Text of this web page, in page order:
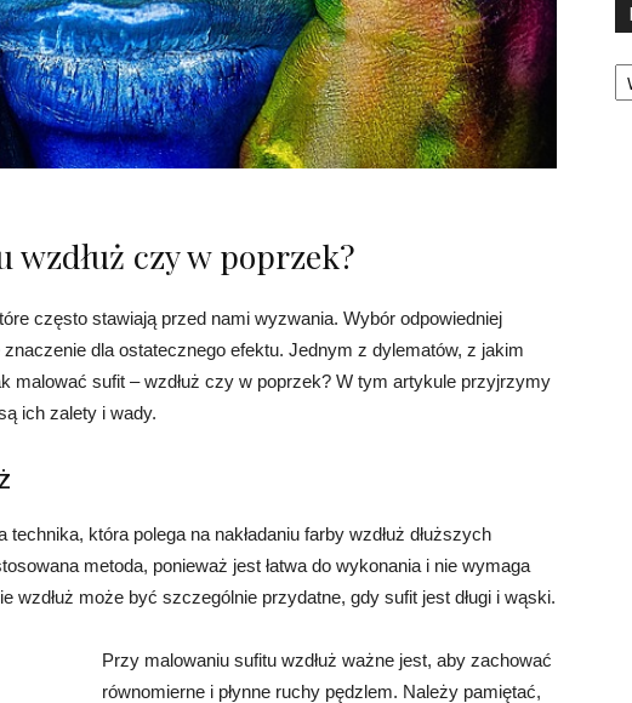
wzdłuż czy w poprzek?
często stawiają przed nami wyzwania. Wybór odpowiedniej
dla ostatecznego efektu. Jednym z dylematów, z jakim
malować sufit – wzdłuż czy w poprzek? W tym artykule przyjrzymy
ich zalety i wady.
technika, która polega na nakładaniu farby wzdłuż dłuższych
metoda, ponieważ jest łatwa do wykonania i nie wymaga
wzdłuż może być szczególnie przydatne, gdy sufit jest długi i wąski.
Przy malowaniu sufitu wzdłuż ważne jest, aby zachować
równomierne i płynne ruchy pędzlem. Należy pamiętać,